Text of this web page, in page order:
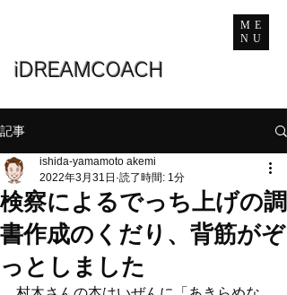
ME
NU
iDREAMCOACH
記事
検察によるでっち上げの調
書作成のくだり、背筋がぞ
っとしました
ishida-yamamoto akemi
2022年3月31日 読了時間: 1分